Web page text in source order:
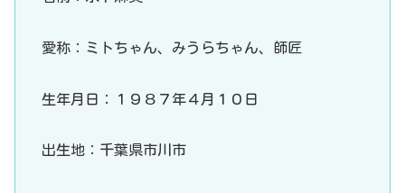
愛称：ミトちゃん、みうらちゃん、師匠
生年月日：１９８７年４月１０日
出生地：千葉県市川市